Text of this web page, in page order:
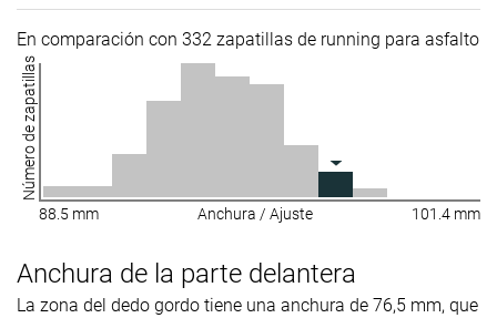
En comparación con 332 zapatillas de running para asfalto
Número de zapatillas
88.5 mm Anchura / Ajuste 101.4 mm
Anchura de la parte delantera
La zona del dedo gordo tiene una anchura de 76,5 mm, que